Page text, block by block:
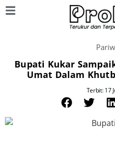
Bupati Kukar
Umat Dalam
Terbit: 17